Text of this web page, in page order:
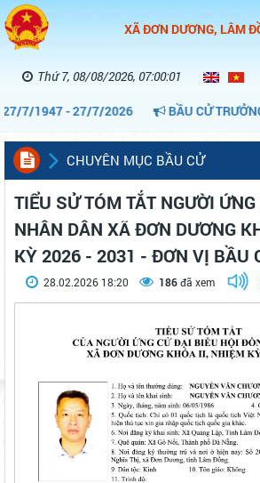
XÃ ĐƠN DƯƠNG, LÂM
Thứ 7, 08/08/2026, 07:00:01
7/1947 - 27/7/2026 BẦU CỬ TRƯỞNG
CHUYÊN MỤC BẦU CỬ
TIỂU SỬ TÓM TẮT NGƯỜI
NHÂN DÂN XÃ ĐƠN DƯƠNG
KỲ 2026 - 2031 - ĐƠN VỊ BẦU
28.02.2026 18:20 186đã xem